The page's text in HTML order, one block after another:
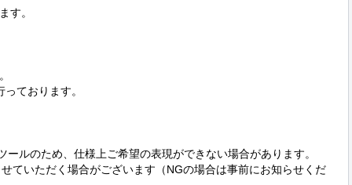
す。
ております。
ルのため、仕様上ご希望の表現ができない場合があります。
ていただく場合がございます（NGの場合は事前にお知らせくだ